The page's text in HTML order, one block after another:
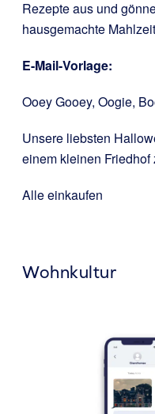
Rezepte aus und
hausgemachte
E-Mail-Vorlage:
Ooey Gooey, Oogie,
Unsere liebsten
einem kleinen Friedhof
Alle einkaufen
Wohnkultur